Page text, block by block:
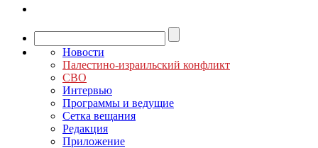
Новости
Палестино-израильский конфликт
СВО
Интервью
Программы и ведущие
Сетка вещания
Редакция
Приложение